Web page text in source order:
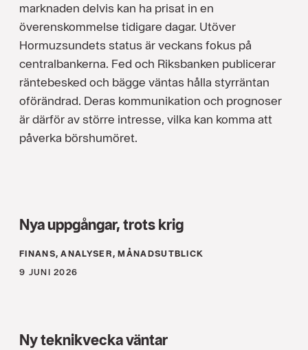
marknaden delvis kan ha prisat in en
överenskommelse tidigare dagar. Utöver
Hormuzsundets status är veckans fokus på
centralbankerna. Fed och Riksbanken publicerar
räntebesked och bägge väntas hålla styrräntan
oförändrad. Deras kommunikation och prognoser
är därför av större intresse, vilka kan komma att
påverka börshumöret.
Nya uppgångar, trots krig
FINANS, ANALYSER, MÅNADSUTBLICK
9 JUNI 2026
Ny teknikvecka väntar